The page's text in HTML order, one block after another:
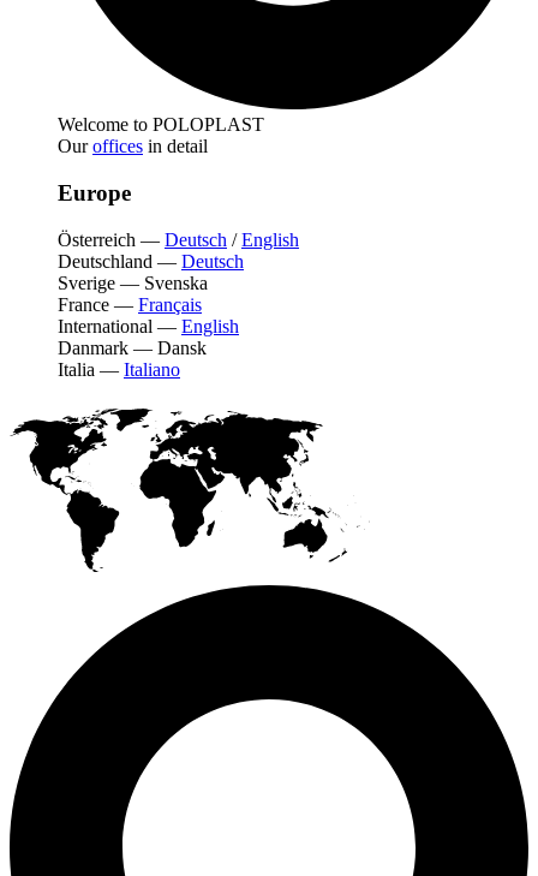
Welcome to POLOPLAST
Ouroffices in detail
Europe
Österreich — Deutsch /English
Deutschland — Deutsch
Sverige — Svenska
France — Français
International — English
Danmark — Dansk
Italia — Italiano